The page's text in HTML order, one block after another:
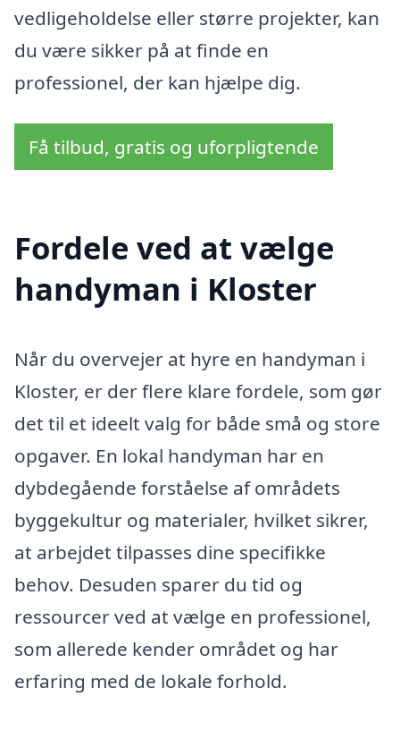
vedligeholdelse eller større projekter, kan
du være sikker på at finde en
professionel, der kan hjælpe dig.
Få tilbud, gratis og uforpligtende
Fordele ved at vælge
handyman i Kloster
Når du overvejer at hyre en handyman i
Kloster, er der flere klare fordele, som gør
det til et ideelt valg for både små og store
opgaver. En lokal handyman har en
dybdegående forståelse af områdets
byggekultur og materialer, hvilket sikrer,
at arbejdet tilpasses dine specifikke
behov. Desuden sparer du tid og
ressourcer ved at vælge en professionel,
som allerede kender området og har
erfaring med de lokale forhold.